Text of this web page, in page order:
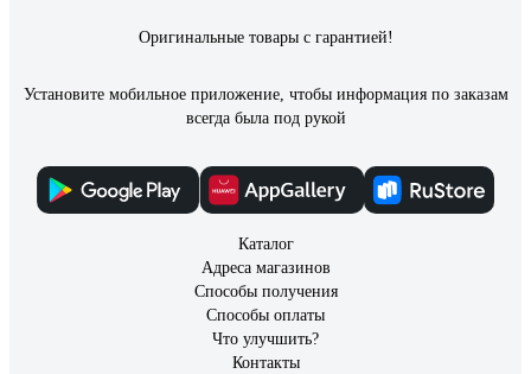
Оригинальные товары с гарантией!
Установите мобильное приложение, чтобы информация по заказам
всегда была под рукой
Каталог
Адреса магазинов
Способы получения
Способы оплаты
Что улучшить?
Контакты